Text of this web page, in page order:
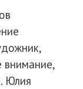
внимание,
Юлия